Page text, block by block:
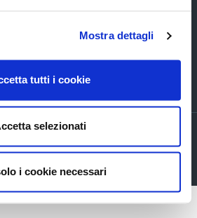
Mostra dettagli
tutti i cookie
selezionati
i cookie necessari
di Soligo (TV) tel +39 0438 980098 fax +39
03916270261